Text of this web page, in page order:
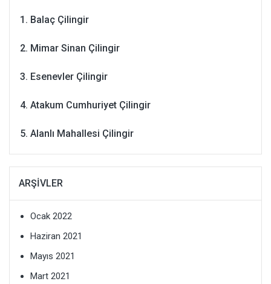
Balaç Çilingir
Mimar Sinan Çilingir
Esenevler Çilingir
Atakum Cumhuriyet Çilingir
Alanlı Mahallesi Çilingir
ARŞIVLER
Ocak 2022
Haziran 2021
Mayıs 2021
Mart 2021